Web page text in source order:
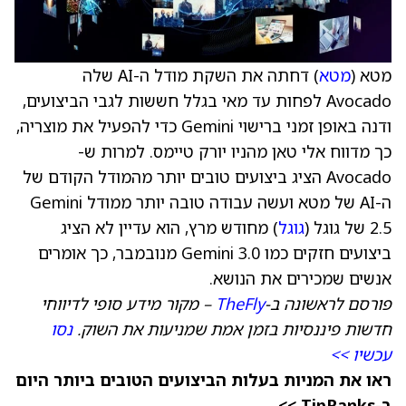
מטא (מטא
) דחתה את השקת מודל ה-AI שלה
Avocado לפחות עד מאי בגלל חששות לגבי הביצועים,
ודנה באופן זמני ברישוי Gemini כדי להפעיל את מוצריה,
כך מדווח אלי טאן מהניו יורק טיימס. למרות ש-
Avocado הציג ביצועים טובים יותר מהמודל הקודם של
ה-AI של מטא ועשה עבודה טובה יותר ממודל Gemini
2.5 של גוגל (
גוגל) מחודש מרץ, הוא עדיין לא הציג
ביצועים חזקים כמו Gemini 3.0 מנובמבר, כך אומרים
אנשים שמכירים את הנושא.
פורסם לראשונה ב-TheFly – מקור מידע סופי לדיווחי
חדשות פיננסיות בזמן אמת שמניעות את השוק.נסו
עכשיו >>
ראו את המניות בעלות הביצועים הטובים ביותר היום